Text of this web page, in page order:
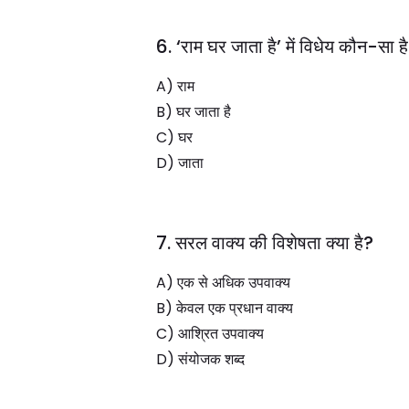
6. ‘राम घर जाता है’ में विधेय कौन-सा
A) राम
B) घर जाता है
C) घर
D) जाता
7. सरल वाक्य की विशेषता क्या है?
A) एक से अधिक उपवाक्य
B) केवल एक प्रधान वाक्य
C) आश्रित उपवाक्य
D) संयोजक शब्द